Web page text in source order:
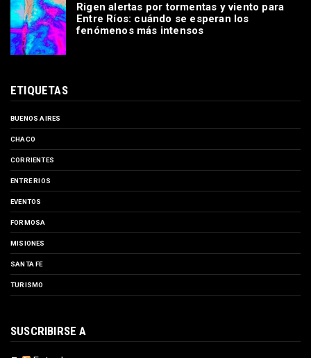
Rigen alertas por tormentas y viento para
Entre Ríos: cuándo se esperan los
fenómenos más intensos
ETIQUETAS
BUENOS AIRES
CHACO
CORRIENTES
ENTRE RIOS
EVENTOS
FORMOSA
MISIONES
SANTA FE
TURISMO
SUSCRIBIRSE A